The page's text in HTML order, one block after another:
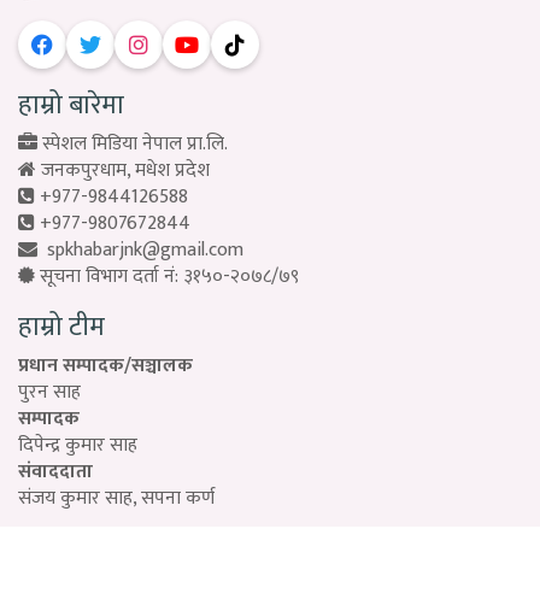
हाम्रो बारेमा
स्पेशल मिडिया नेपाल प्रा.लि.
जनकपुरधाम, मधेश प्रदेश
+977-9844126588
+977-9807672844
spkhabarjnk@gmail.com
सूचना विभाग दर्ता नं: ३१५०-२०७८/७९
हाम्रो टीम
प्रधान सम्पादक/सञ्चालक
पुरन साह
सम्पादक
दिपेन्द्र कुमार साह
संवाददाता
संजय कुमार साह, सपना कर्ण